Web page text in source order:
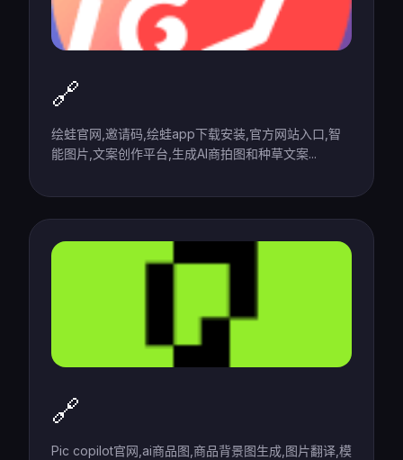
🔗
绘蛙官网,邀请码,绘蛙app下载安装,官方网站入口,智
能图片,文案创作平台,生成AI商拍图和种草文案...
🔗
Pic copilot官网,ai商品图,商品背景图生成,图片翻译,模